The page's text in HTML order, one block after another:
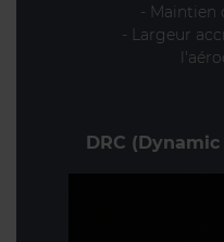
- Maintien
- Largeur
DRC